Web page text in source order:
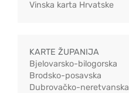
Vinska karta Hrvatske
KARTE ŽUPANIJA
Bjelovarsko-bilogorska
Brodsko-posavska
Dubrovačko-neretvanska